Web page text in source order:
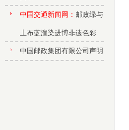
中国交通新闻网： 邮政绿与
土布蓝渲染进博非遗色彩
中国邮政集团有限公司声明